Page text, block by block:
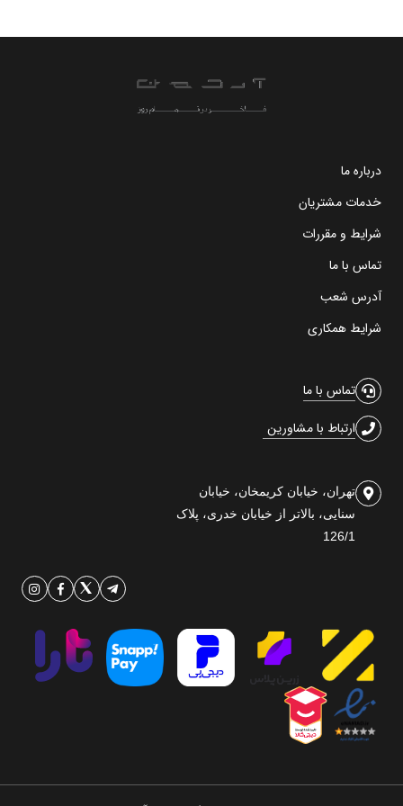
درباره ما
خدمات مشتریان
شرایط و مقررات
تماس با ما
آدرس شعب
شرایط همکاری
تماس با ما
ارتباط با مشاورین
تهران، خیابان کریمخان، خیابان
سنایی، بالاتر از خیابان خدری، پلاک
126/1